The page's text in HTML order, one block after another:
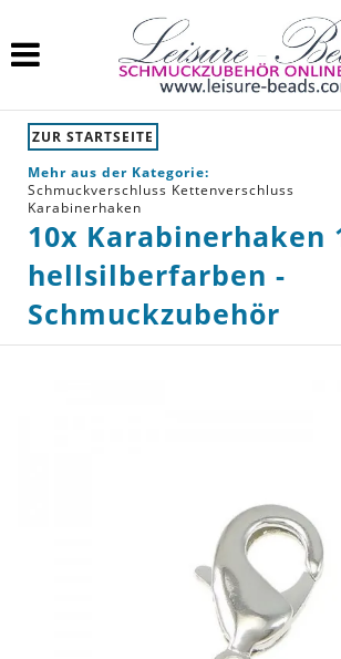
ZUR STARTSEITE
Mehr aus der Kategorie:
Schmuckverschluss Kettenverschluss
Karabinerhaken
10x Karabinerhaken
hellsilberfarben -
Schmuckzubehör